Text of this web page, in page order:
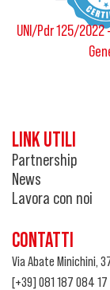
UNI/Pdr 125/
LINK UTILI
Partnership
News
Lavora con noi
CONTATTI
Via Abate Minichini,
[+39] 081 187 084 17